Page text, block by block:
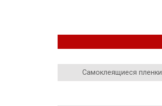
Самоклеящиеся пленки